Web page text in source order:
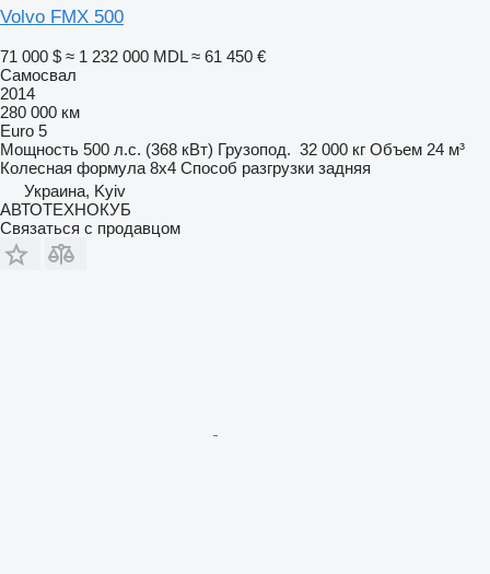
Volvo FMX 500
71 000 $ ≈ 1 232 000 MDL ≈ 61 450 €
Самосвал
2014
280 000 км
Euro 5
Мощность 500 л.с. (368 кВт) Грузопод. 32 000 кг Объем 24 м³
Колесная формула 8x4 Способ разгрузки задняя
Украина, Kyiv
АВТОТЕХНОКУБ
Связаться с продавцом